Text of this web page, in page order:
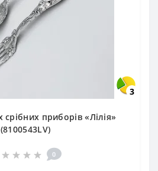
3
срібних приборів «Лілія»
(8100543LV)
0